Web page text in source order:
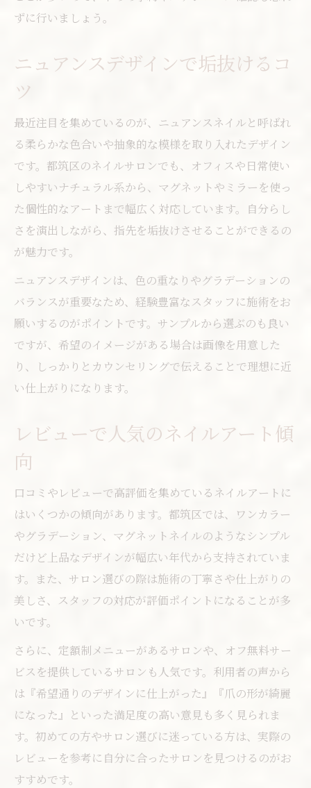
ずに行いましょう。
ニュアンスデザインで垢抜けるコ
ツ
最近注目を集めているのが、ニュアンスネイルと呼ばれ
る柔らかな色合いや抽象的な模様を取り入れたデザイン
です。都筑区のネイルサロンでも、オフィスや日常使い
しやすいナチュラル系から、マグネットやミラーを使っ
た個性的なアートまで幅広く対応しています。自分らし
さを演出しながら、指先を垢抜けさせることができるの
が魅力です。
ニュアンスデザインは、色の重なりやグラデーションの
バランスが重要なため、経験豊富なスタッフに施術をお
願いするのがポイントです。サンプルから選ぶのも良い
ですが、希望のイメージがある場合は画像を用意した
り、しっかりとカウンセリングで伝えることで理想に近
い仕上がりになります。
レビューで人気のネイルアート傾
向
口コミやレビューで高評価を集めているネイルアートに
はいくつかの傾向があります。都筑区では、ワンカラー
やグラデーション、マグネットネイルのようなシンプル
だけど上品なデザインが幅広い年代から支持されていま
す。また、サロン選びの際は施術の丁寧さや仕上がりの
美しさ、スタッフの対応が評価ポイントになることが多
いです。
さらに、定額制メニューがあるサロンや、オフ無料サー
ビスを提供しているサロンも人気です。利用者の声から
は『希望通りのデザインに仕上がった』『爪の形が綺麗
になった』といった満足度の高い意見も多く見られま
す。初めての方やサロン選びに迷っている方は、実際の
レビューを参考に自分に合ったサロンを見つけるのがお
すすめです。